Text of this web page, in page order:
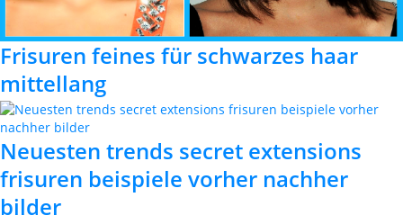
Frisuren feines für schwarzes haar
mittellang
Neuesten trends secret extensions
frisuren beispiele vorher nachher
bilder